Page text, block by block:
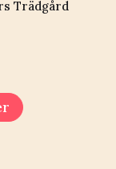
Trädgård